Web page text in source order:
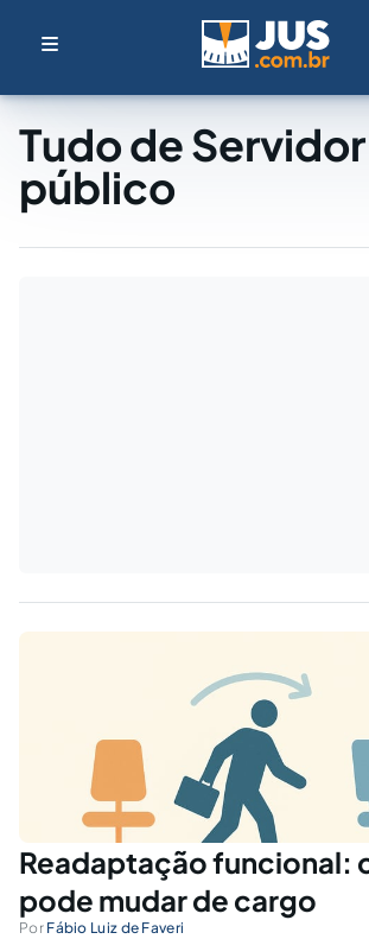
Tudo de Servidor
público
Readaptação funcional:
pode mudar de cargo
Por Fábio Luiz de Faveri